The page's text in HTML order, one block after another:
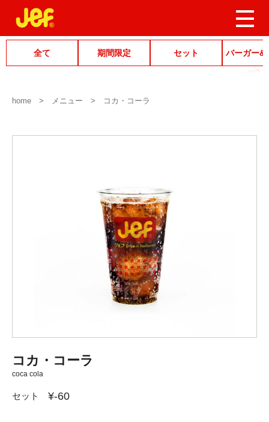
全て 期間限定 セット バーガー&
home メニュー コカ・コーラ
コカ・コーラ
coca cola
セット ¥-60